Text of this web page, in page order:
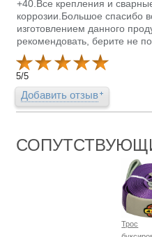
+40.Все крепления и
коррозии.Большое спасибо
изготовлением данного
рекомендовать, берите не
5/5
Добавить отзыв
Трос